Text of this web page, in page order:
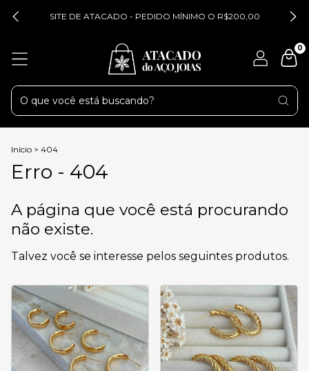
SITE DE ATACADO - PEDIDO MÍNIMO O R$200,00
0
Início > 404
Erro - 404
A página que você está procurando
não existe.
Talvez você se interesse pelos seguintes produtos.